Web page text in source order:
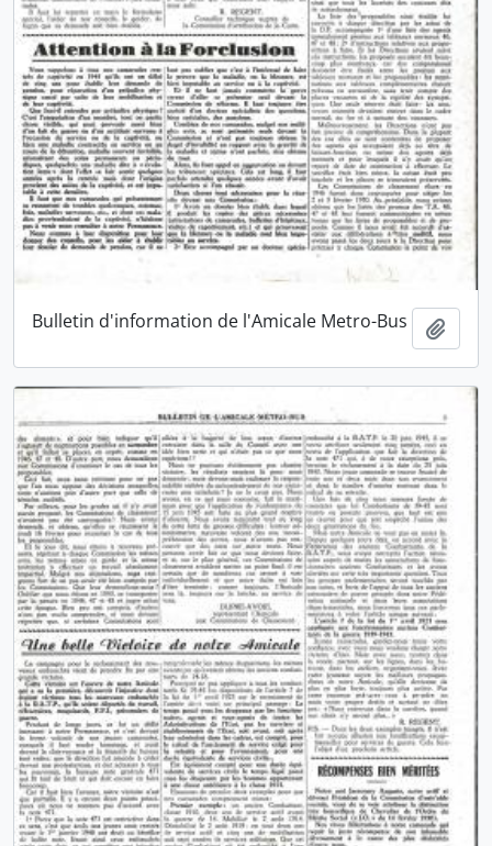
Bulletin d'information de l'Amicale Metro-Bus